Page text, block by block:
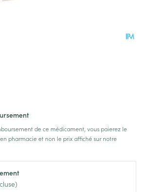
de ce médicament, vous paierez le
pharmacie et non le prix affiché sur notre